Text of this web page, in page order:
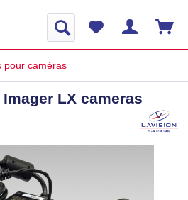
pour caméras
LX cameras